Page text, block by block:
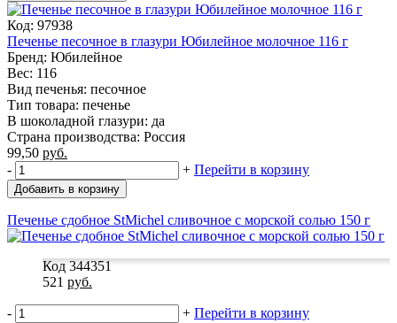
Код: 97938
Печенье песочное в глазури Юбилейное молочное 116 г
Бренд: Юбилейное
Вес: 116
Вид печенья: песочное
Тип товара: печенье
В шоколадной глазури: да
Страна производства: Россия
99,50 руб.
-
+ Перейти в корзину
Добавить в корзину
Печенье сдобное StMichel сливочное с морской солью 150 г
Код 344351
521 руб.
- + Перейти в корзину